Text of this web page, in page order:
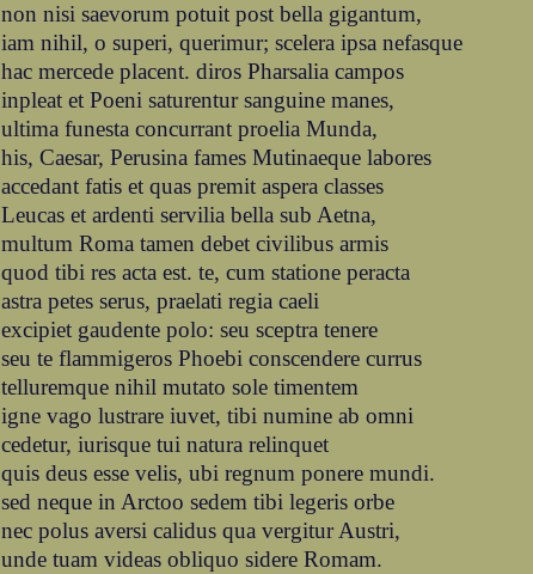
non nisi saevorum potuit post bella gigantum,
iam nihil, o superi, querimur; scelera ipsa nefasque
hac mercede placent. diros Pharsalia campos
inpleat et Poeni saturentur sanguine manes,
ultima funesta concurrant proelia Munda,
his, Caesar, Perusina fames Mutinaeque labores
accedant fatis et quas premit aspera classes
Leucas et ardenti servilia bella sub Aetna,
multum Roma tamen debet civilibus armis
quod tibi res acta est. te, cum statione peracta
astra petes serus, praelati regia caeli
excipiet gaudente polo: seu sceptra tenere
seu te flammigeros Phoebi conscendere currus
telluremque nihil mutato sole timentem
igne vago lustrare iuvet, tibi numine ab omni
cedetur, iurisque tui natura relinquet
quis deus esse velis, ubi regnum ponere mundi.
sed neque in Arctoo sedem tibi legeris orbe
nec polus aversi calidus qua vergitur Austri,
unde tuam videas obliquo sidere Romam.